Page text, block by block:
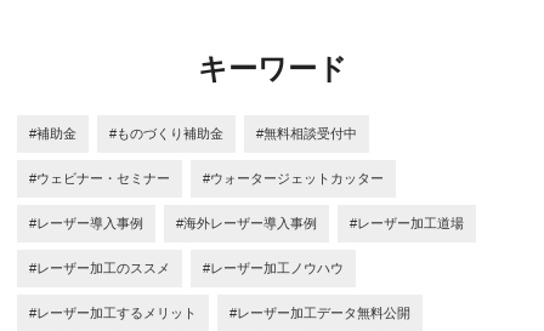
キーワード
#補助金 #ものづくり補助金 #無料相談受付中
#ウェビナー・セミナー #ウォータージェットカッター
#レーザー導入事例 #海外レーザー導入事例 #レーザー加工道場
#レーザー加工のススメ #レーザー加工ノウハウ
#レーザー加工するメリット #レーザー加工データ無料公開